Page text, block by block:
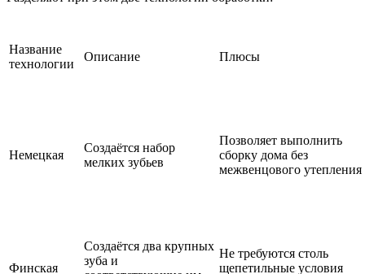
Название
технологии
Описание Плюсы
Немецкая
Создаётся набор
мелких зубьев
Позволяет выполнить
сборку дома без
межвенцового утепления
Финская
Создаётся два крупных
зуба и
Не требуются столь
щепетильные условия